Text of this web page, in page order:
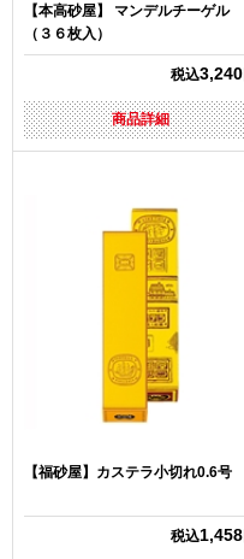
【本高砂屋】 マンデルチーゲル
（３６枚入）
税込3,240
商品詳細
【福砂屋】カステラ小切れ0.6号
税込1,458